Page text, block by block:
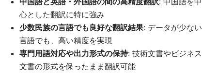
心とした翻訳に特に強み
少数民族の言語でも良好な翻訳結果: データが少ない
言語でも、高い精度を実現
専門用語対応や出力形式の保持: 技術文書やビジネス
文書の形式を保ったまま翻訳可能